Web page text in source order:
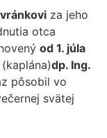
za jeho
otca
od 1. júla
dp. Ing.
pôsobil vo
svätej